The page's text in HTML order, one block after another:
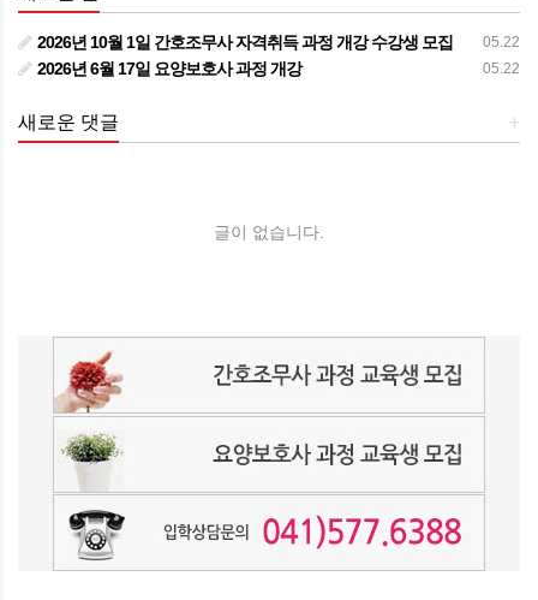
05.22
2026년 10월 1일 간호조무사 자격취득 과정 개강 수강생 모집
05.22
2026년 6월 17일 요양보호사 과정 개강
+
새로운 댓글
글이 없습니다.